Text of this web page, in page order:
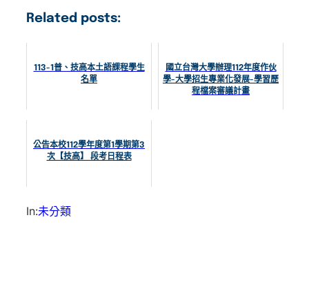
Related posts:
113-1普、技高本土語課程學生
名單
國立台灣大學辦理112年度作伙
學-大學招生專業化發展-學習歷
程檔案審議計畫
公告本校112學年度第1學期第3
次【技高】 段考日程表
In:未分類